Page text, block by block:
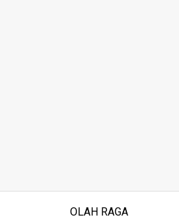
OLAH RAGA